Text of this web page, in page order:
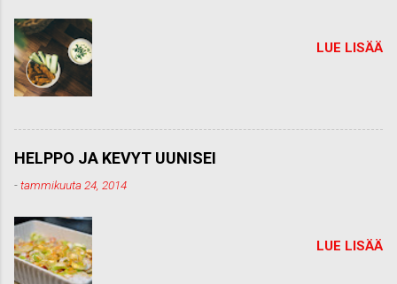
LUE LISÄÄ
HELPPO JA KEVYT UUNISEI
-tammikuuta 24, 2014
LUE LISÄÄ